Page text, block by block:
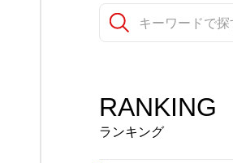
RANKING
ランキング